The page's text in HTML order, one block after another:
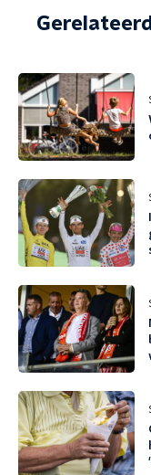
Gerelateerd